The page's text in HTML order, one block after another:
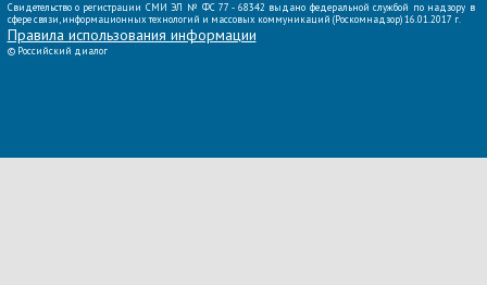
Свидетельство о регистрации СМИ ЭЛ № ФС 77 - 68342 выдано федеральной службой по надзору в
сфере связи, информационных технологий и массовых коммуникаций (Роскомнадзор) 16.01.2017 г.
Правила использования информации
© Российский диалог